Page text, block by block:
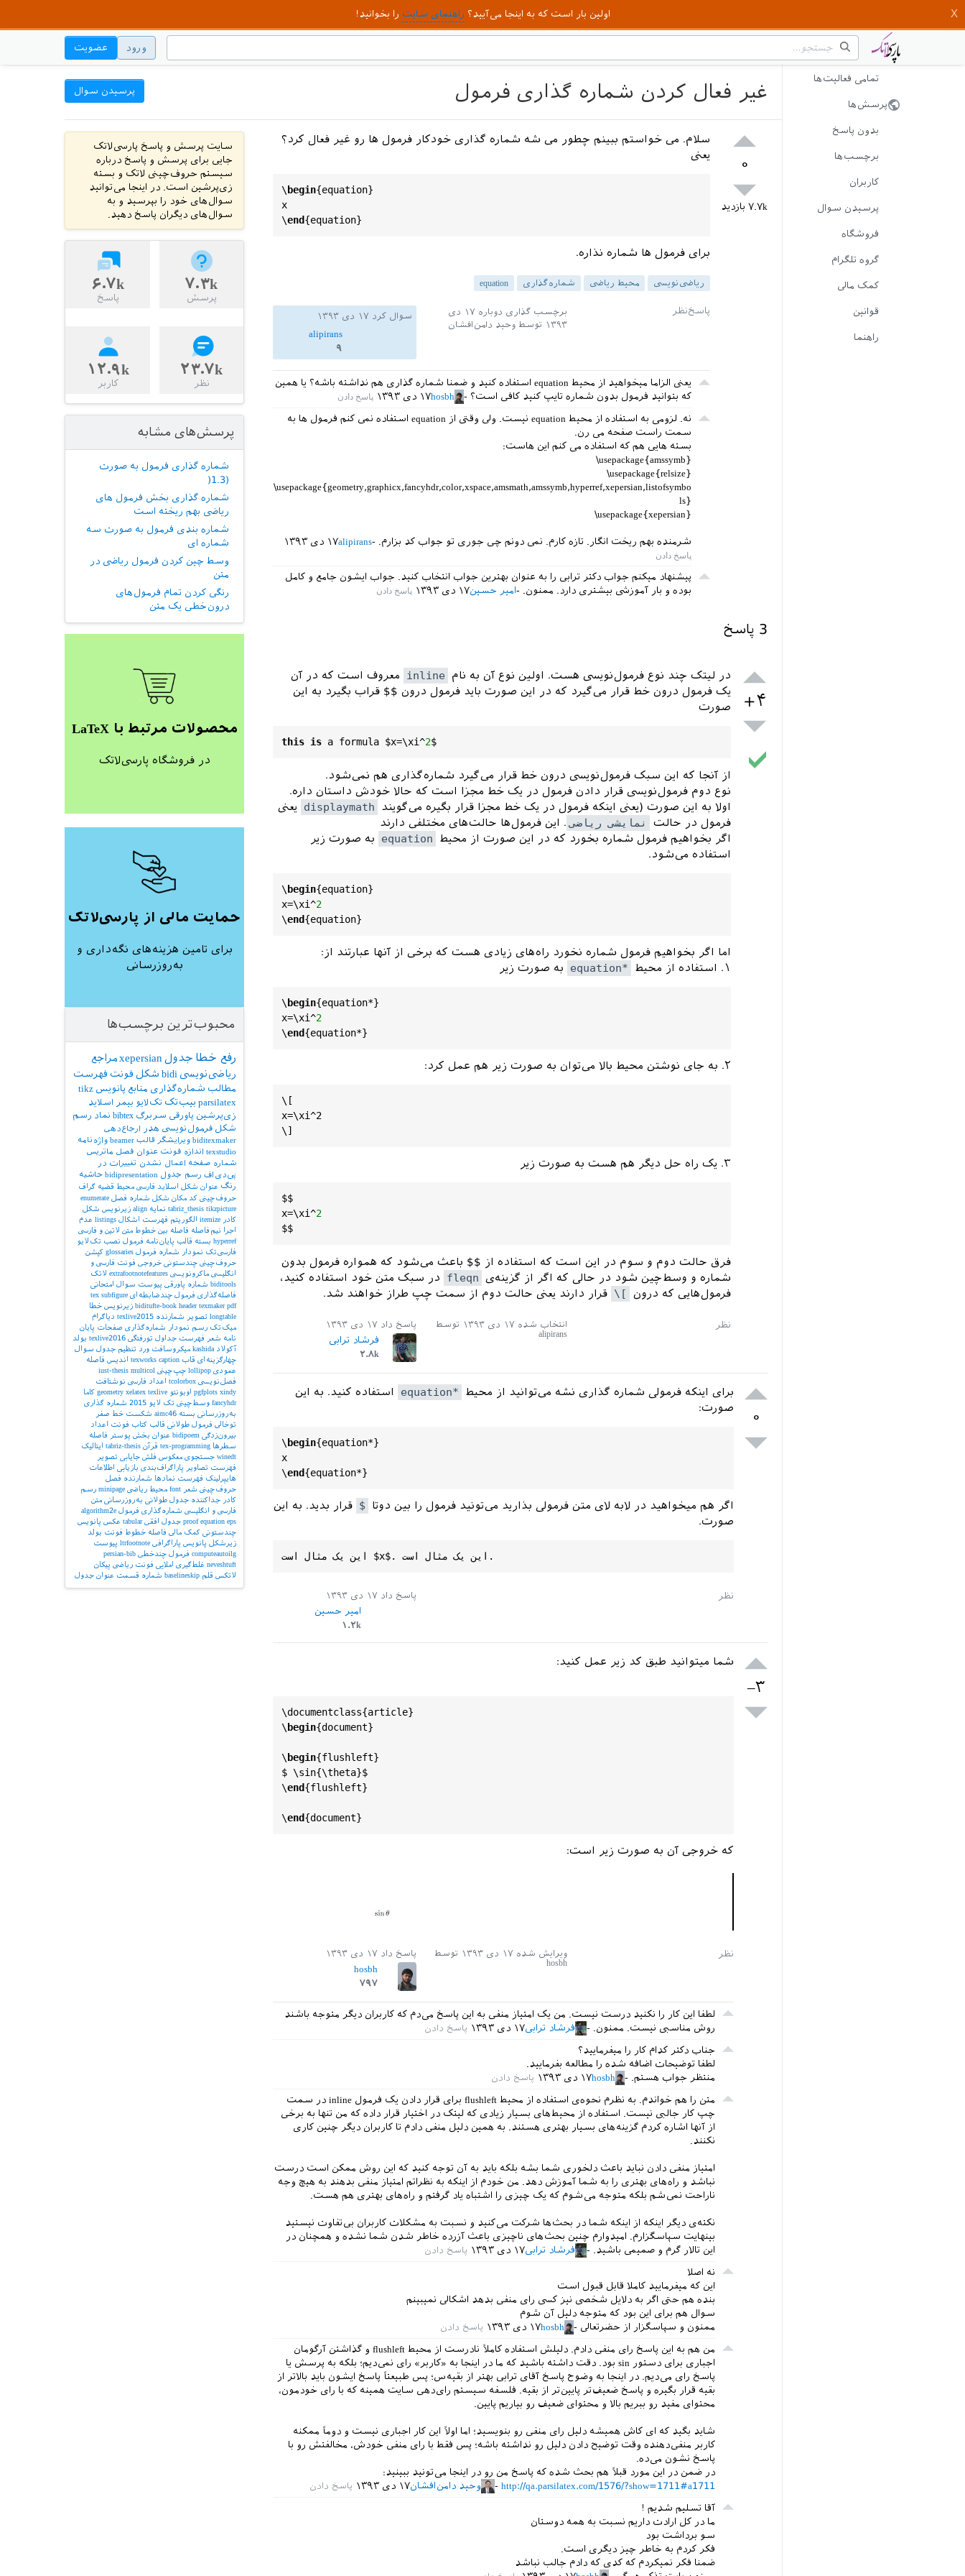
اولین بار است که به اینجا می‌آیید؟ راهنمای سایت را بخوانید!
ورود عضویت
تمامی فعالیت‌ها
پرسش‌ها
بدون پاسخ
برچسب‌ها
کاربران
پرسیدن سوال
فروشگاه
گروه تلگرام
کمک مالی
قوانین
راهنما
غیر فعال کردن شماره گذاری فرمول پرسیدن سوال
۰
۷.۷k بازدید
سلام. می خواستم ببینم چطور می شه شماره گذاری خودکار فرمول ها رو غیر فعال کرد؟
یعنی
\ begin{equation
x
\end{equation
برای فرمول ها شماره نذاره.
ریاضی‌نویسی محیط ریاضی شماره‌گذاری equation
برچسب گذاری دوباره
۱۷ دی
۱۳۹۳ توسط وحید دامن‌افشان
سوال کرد ۱۷ دی ۱۳۹۳
alipirans
۹
یعنی الزاما میخواهید از محیط equation استفاده کنید و ضمنا شماره گذاری هم نداشته باشه؟ یا همین
که بتوانید فرمول بدون شماره تایپ کنید کافی است؟
۱۷ دی ۱۳۹۳hosbh
نه. لزومی به استفاده از محیط equation نیست. ولی وقتی از equation استفاده نمی کنم فرمول ها به
سمت راست صفحه می رن.
بسته هایی هم که استفاده می کنم این هاست:
‎\usepackage{amssymb}‎
‎\usepackage{relsize}‎
‎\usepackage‎{geometry,graphicx,fancyhdr,color,xspace,amsmath,amssymb,hyperref,xepersian,‎listofsymbo
ls‎}‎
‎\usepackage{xepersian}‎
شرمنده بهم ریخت انگار. تازه کارم. نمی دونم چی جوری تو جواب کد بزارم. ۱۷ دی ۱۳۹۳alipirans
پیشنهاد میکنم جواب دکتر ترابی را به عنوان بهترین جواب انتخاب کنید. جواب ایشون جامع و کامل
بوده و بار آموزشی بیشتری دارد. ممنون.
۱۷ دی ۱۳۹۳امیر حسین
3 پاسخ
+۴
در لیتک چند نوع فرمول‌نویسی هست. اولین نوع آن به نام ‍ inline
معروف است که در آن
یک فرمول درون خط قرار می‌گیرد که در این صورت باید فرمول درون $$ قراب بگیرد به این
صورت
this is a formula $x=\xi^2
از آنجا که این سبک فرمول‌نویسی درون خط قرار می‌گیرد شماره‌گذاری هم نمی‌شود.
نوع دوم فرمول‌نویسی قرار دادن فرمول در یک خط مجزا است که حالا خودش داستان داره.
اولا به این صورت (یعنی اینکه فرمول در یک خط مجزا قرار بگیره می‌گویند
displaymath
یعنی
فرمول در حالت
نمایشی ریاضی . این فرمول‌ها حالت‌های مختلفی دارند
اگر بخواهیم فرمول شماره بخورد که در این صورت از محیط
equation
به صورت زیر
استفاده می‌شود.
\begin{equation
x=\xi^2
\end{equation
اما اگر بخواهیم فرمول شماره نخورد راه‌های زیادی هست که برخی از آنها عبارتند از:
۱. استفاده از محیط
equation* به صورت زیر
\ begin{equation
x=\xi^2
\end{equation
۲. به جای نوشتن محیط بالا می‌توان به صورت زیر هم عمل کرد:
\[
x=\xi^2
۳. یک راه حل دیگر هم هست به صورت زیر
$$
x=\xi^2
$$
فرق حالت دوم و سوم در این است که استفاده از $$‌ باعث می‌شود که همواره فرمول بدون
شماره و وسط‌چین شود در حالی که اگر از گزینه‌ی fleqn
در سبک متن خود استفاده کنید،
فرمول‌هایی که درون
\[ قرار دارند یعنی حالت دوم از سمت چپ طراز خواهند شد.
انتخاب شده ۱۷ دی ۱۳۹۳
توسط
alipirans
پاسخ داد ۱۷ دی ۱۳۹۳
فرشاد ترابی
۲.۸k
۰
برای اینکه فرمولی شماره گذاری نشه می‌توانید از محیط equation*
استفاده کنید. به این
صورت:
\ begin{equation
x
\end{equation
اگر هم میخواهید در لابه لای متن فرمولی بذارید می‌تونید فرمول را بین دوتا $ قرار بدید. به این
صورت.
$x$.
پاسخ داد ۱۷ دی ۱۳۹۳
امیر حسین
۱.۲k
–۳
شما میتوانید طبق کد زیر عمل کنید:
\documentclass{article}‎
‎\ begin{document}‎
‎‎\ begin{flushleft}
$ ‎\sin‎{\theta}
\end{flushleft}‎‎
‎\end{document
که خروجی آن به صورت زیر است:
ویرایش شده ۱۷ دی ۱۳۹۳
توسط
hosbh
پاسخ داد ۱۷ دی ۱۳۹۳
hosbh
۷۹۷
لطفا این کار را نکنید درست نیست. من یک امتیاز منفی به این پاسخ می‌دم که کاربران دیگر متوجه باشند
روش مناسبی نیست. ممنون.
۱۷ دی ۱۳۹۳فرشاد ترابی
جناب دکتر کدام کار را میفرمایید؟
لطفا توضیحات اضافه شده را مطالعه بفرمایید.
منتظر جواب هستم.
۱۷ دی ۱۳۹۳hosbh
متن را هم خواندم. به نظرم نحوه‌ی استفاده از محیط flushleft‌ برای قرار دادن یک فرمول inline در سمت
چپ کار جالبی نیست. استفاده از محیط‌های بسیار زیادی که لیتک در اختیار قرار داده که من تنها به برخی
از آنها اشاره کردم گزینه‌های بسیار بهتری هستند. به همین دلیل منفی دادم تا کاربران دیگر چنین کاری
نکنند.
امتیاز منفی دادن نباید باعث دلخوری شما بشه بلکه باید به آن توجه کنید که این روش ممکن است درست
نباشد و راه‌های بهتری را به شما آموزش دهد. من خودم از اینکه به نظراتم امتیاز منفی بدهند به هیچ وجه
ناراحت نمی‌شم بلکه متوجه می‌شوم که یک چیزی را اشتباه یاد گرفتم و راه‌های بهتری هم هست.
نکته‌ی دیگر اینکه از اینکه شما در بحث‌ها شرکت می‌کنید و نسبت به مشکلات کاربران بی‌تفاوت نیستید
بینهایت سپاسگزارم. امیدوارم چنین بحث‌های ناچیزی باعث آزرده خاطر شدن شما نشده و همچنان در
این تالار گرم و صمیمی باشید.
۱۷ دی ۱۳۹۳فرشاد ترابی
نه اصلا
این که میفرمایید کاملا قابل قبول است
بنده هم حتی اگر به دلایل شخصی نیز کسی رای منفی بدهد اشکالی نمیبینم
سوال هم برای این بود که متوجه دلیل آن شوم
ممنون و سپاسگزار از حضرتعالی
۱۷ دی ۱۳۹۳hosbh
من هم به این پاسخ رای منفی دادم. دلیلش استفاده کاملاً نادرست از محیط flushleft و گذاشتن آرگومان
اجباری برای دستور sin بود. دقت داشته باشید که ما در اینجا به «کاربر» رای نمی‌دیم؛ بلکه به پرسش یا
پاسخ رای می‌دیم. در اینجا به وضوح پاسخ آقای ترابی بهتر از بقیه‌س؛ پس طبیعتاً پاسخ ایشون باید بالاتر از
بقیه قرار بگیره و پاسخ ضعیف‌تر پایین‌تر از بقیه. فلسفه سیستم رای‌دهی سایت همینه که با رای خودمون،
محتوای مفید رو ببریم بالا و محتوای ضعیف رو بیاریم پایین.
شاید بگید که ای کاش همیشه دلیل رای منفی رو بنویسید؛ اما اولاً این کار اجباری نیست و دوماً ممکنه
کاربر منفی‌دهنده وقت توضیح دادن دلیل رو نداشته باشه؛ پس فقط با رای منفی خودش، مخالفتش رو با
پاسخ نشون می‌ده.
در ضمن در این مورد قبلاً هم بحث شده که پاسخ من رو در اینجا می‌تونید ببینید:
http://qa.parsilatex.com/1576/?show=1711#a1711
۱۷ دی ۱۳۹۳وحید دامن‌افشان
آقا تسلیم شدیم !
ما در کل ارادت داریم نسبت به همه دوستان
سو برداشت بود
فکر کردم به خاطر چیز دیگری است.
ضمنا فکر نمیکردم که کدی که دادم جالب نباشد
سایت پرسش و پاسخ پارسی‌لاتک
جایی برای پرسش و پاسخ درباره
سیستم حروف‌چینی لاتک و بسته
زی‌پرشین است. در اینجا می‌توانید
سوال‌های خود را بپرسید و به
سوال‌های دیگران پاسخ دهید.
۷.۳k
پرسش
۶.۷k
پاسخ
۲۳.۷k
نظر
۱۲.۹k
کاربر
پرسش‌های مشابه
شماره گذاری فرمول به صورت
(1.3(
شماره گذاری بخش فرمول های
ریاضی بهم ریخته است
شماره بندی فرمول به صورت سه
شماره ای
وسط چین کردن فرمول ریاضی در
متن
رنگی کردن تمام فرمول‌های
درون‌خطی یک متن
محصولات مرتبط با LaTeX
در فروشگاه پارسی‌لاتک
حمایت مالی از پارسی‌لاتک
برای تامین هزینه‌های نگه‌داری و
به‌روزرسانی
محبوب‌ترین برچسب‌ها
رفع خطا جدول xepersianمراجع
ریاضی‌نویسی bidi شکل فونت فهرست
مطالب شماره‌گذاری منابع پانویس tikz
parsilatex بیب‌تک تک‌لایو بیمر اسلاید
زی‌پرشین پاورقی سربرگ bibtex نماد رسم
شکل فرمول‌نویسی هدر
ارجاع‌دهی
biditexmaker ویرایشگر قالب beamer واژه‌نامه
texstudio اندازه فونت عنوان فصل ماتریس
شماره صفحه اعمال نشدن تغییرات در
پی‌دی‌اف رسم جدول bidipresentation حاشیه
رنگ عنوان شکل اسلاید فارسی محیط قضیه گراف
حروف‌چینی کد مکان شکل شماره فصل enumerate
tabriz_thesis tikzpicture نمایه align زیرنویس شکل
کادر
itemize الگوریتم فهرست اشکال listings عدم
اجرا
نیم‌فاصله فاصله بین خطوط متن لاتین و فارسی
hyperref بسته قالب پایان‌نامه فرمول نصب تک‌لایو
فارسی‌تک نمودار شماره فرمول glossaries کپشن
حروف‌چینی چندستونی خروجی فونت فارسی و
انگلیسی ماکرونویسی extrafootnotefeatures لاتک
biditools شماره پاورقی پیوست‌ سوال امتحانی
فاصله‌گذاری فرمول چندضابطه‌ای tex subfigure
biditufte-book header texmaker pdf زیرنویس خطا
longtable تصویر شمارنده texlive2015 دیاگرام
میک‌تک رسم نمودار شماره‌گذاری صفحات پایان
نامه شعر فهرست جداول تورفتگی texlive2016 بولد
آکولاد kashida میکروسافت ورد تنظیم جدول سوال
چهارگزینه‌ای قاب texworks caption اندیس فاصله
عمودی lollipop چپ‌چینی iust-thesis multicol
فصل‌نویسی tcolorbox اعداد فارسی نوشتافت
pgfplots xindy اوبونتو geometry xelatex texlive
کاما
fancyhdr وسط‌چینی تک لایو 2015
شماره گذاری
به‌روزرسانی بسته aimc46 شکست خط صفر
توخالی فرمول طولانی قالب کتاب فونت اعداد
بیرون‌زدگی bidipoem عنوان بخش پوستر
فاصله
سطرها
tex-programming قرآن tabriz-thesis
ایتالیک
winedt جستجوی معکوس فلش جایابی تصویر
فهرست تصاویر
پاراگراف‌بندی بازیابی اطلاعات
هایپرلینک فهرست نمادها
شمارنده فصل
حروف‌چینی شعر font محیط ریاضی minipage رسم
کادر
جداکننده جدول طولانی به‌روزرسانی متن
فارسی و انگلیسی شماره‌گذاری فرمول algorithm2e
proof equation eps جدول افقی tabular عکس پانویس
چندستونی کمک مالی فاصله خطوط فونت بولد
زیرشکل پانویس پاراگرافی ltrfootnote پیوست
computeautoilg فرمول چندخطی persian-bib
neveshtuft غلط‌گیری املایی فونت ریاضی پیکان
لاتکس قلم baselineskip شماره قسمت عنوان جدول